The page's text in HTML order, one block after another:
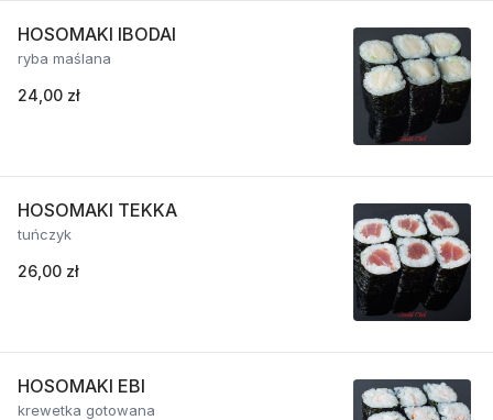
HOSOMAKI IBODAI
ryba maślana
24,00 zł
HOSOMAKI TEKKA
tuńczyk
26,00 zł
HOSOMAKI EBI
krewetka gotowana